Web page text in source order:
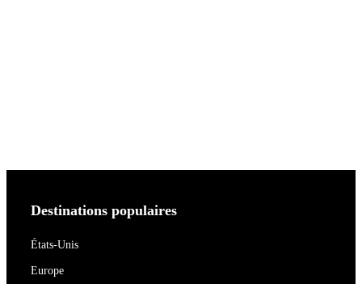
Destinations populaires
États-Unis
Europe